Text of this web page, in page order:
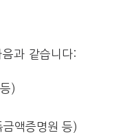
과 같습니다:
)
액증명원 등)